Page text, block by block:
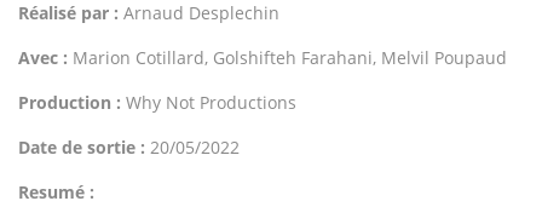
Réalisé par : Arnaud Desplechin
Avec : Marion Cotillard, Golshifteh Farahani, Melvil Poupaud
Production : Why Not Productions
Date de sortie : 20/05/2022
Resumé :